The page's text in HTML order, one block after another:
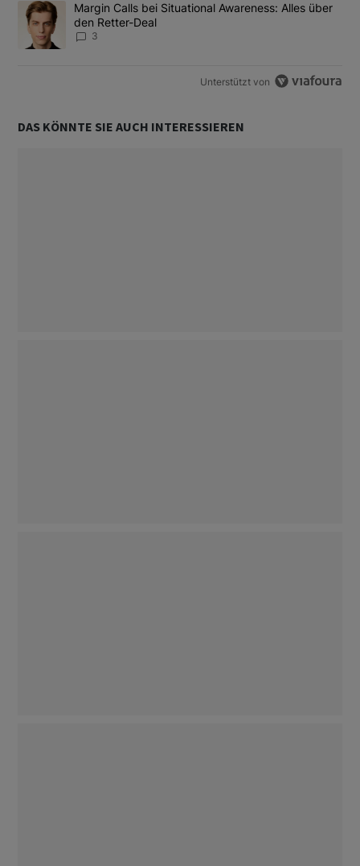
Ein Trendartikel mit dem Titel "Margin Calls bei Situational
Margin Calls bei Situational Awareness: Alles über
den Retter-Deal
3
Unterstützt von
DAS KÖNNTE SIE AUCH INTERESSIEREN